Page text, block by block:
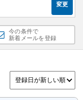
変更
今の条件で
新着メールを登録